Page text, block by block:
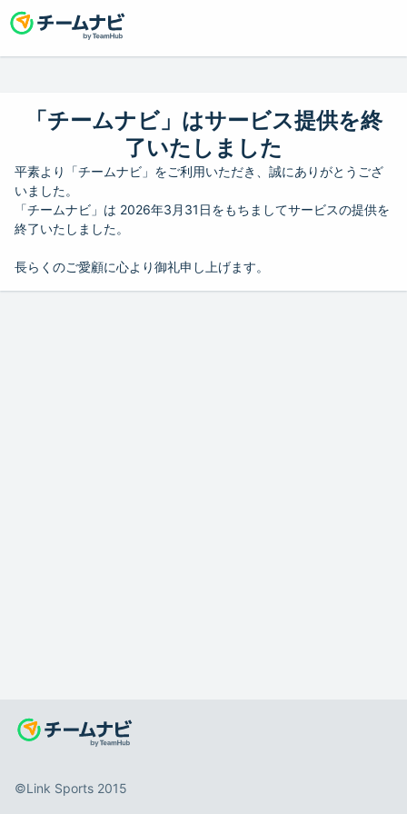
「チームナビ」はサービス提供を終
了いたしました
平素より「チームナビ」をご利用いただき、誠にありがとうござ
いました。
「チームナビ」は 2026年3月31日をもちましてサービスの提供を
終了いたしました。
長らくのご愛顧に心より御礼申し上げます。
©️Link Sports 2015